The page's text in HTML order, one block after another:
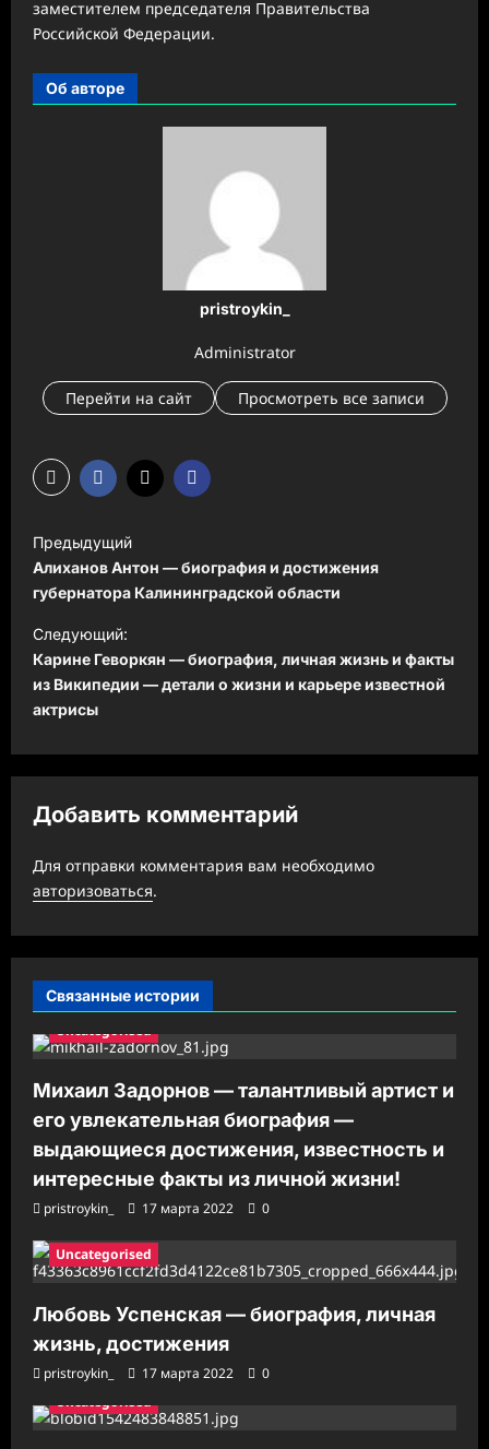
заместителем председателя Правительства
Российской Федерации.
Об авторе
pristroykin_
Administrator
Перейти на сайт Просмотреть все записи
Н
а
в
и
г
а
я
з
а
п
и
Предыдущий
Алиханов Антон — биография и достижения
губернатора Калининградской области
Следующий:
Карине Геворкян — биография, личная жизнь и факты
из Википедии — детали о жизни и карьере известной
актрисы
Добавить комментарий
Для отправки комментария вам необходимо
авторизоваться.
Связанные истории
Uncategorised
Михаил Задорнов — талантливый артист и
его увлекательная биография —
выдающиеся достижения, известность и
интересные факты из личной жизни!
pristroykin_ 17 марта 2022 0
Uncategorised
Любовь Успенская — биография, личная
жизнь, достижения
pristroykin_ 17 марта 2022
0
Uncategorised